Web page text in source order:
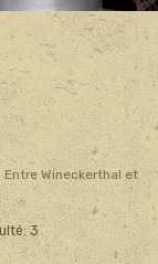
Entre Wineckerthal et
3